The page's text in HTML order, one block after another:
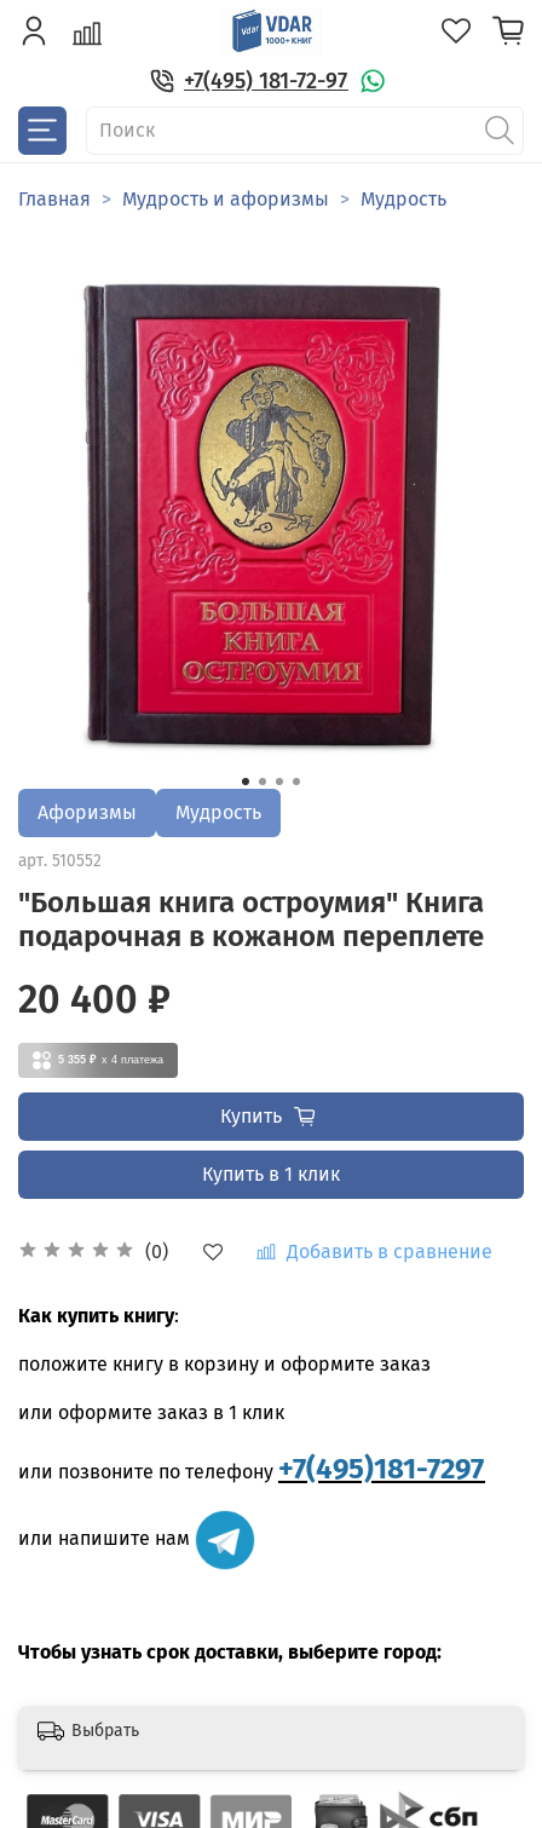
+7(495) 181-72-97
Главная Мудрость и афоризмы Мудрость
Афоризмы Мудрость
арт. 510552
"Большая книга остроумия" Книга
подарочная в кожаном переплете
(0) Добавить в сравнение
20 400 ₽
5 355 ₽ x 4 платежа
Купить
Купить в 1 клик
Как купить книгу:
положите книгу в корзину и оформите заказ
или оформите заказ в 1 клик
или позвоните по телефону +7(495)181-7297
или напишите нам
Чтобы узнать срок доставки, выберите город:
Выбрать